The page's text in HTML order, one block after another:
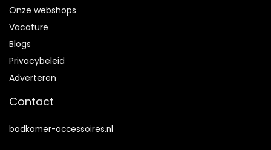
Onze webshops
Vacature
Blogs
Privacybeleid
Adverteren
Contact
badkamer-accessoires.nl